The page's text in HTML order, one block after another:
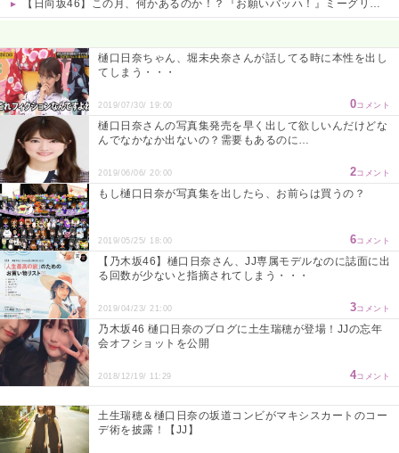
【日向坂46】この月、何かあるのか！？『お願いバッハ！』ミーグリ日程がこちら
樋口日奈ちゃん、堀未央奈さんが話してる時に本性を出し
てしまう・・・
2019/07/30/ 19:00 0コメント
樋口日奈さんの写真集発売を早く出して欲しいんだけどな
んでなかなか出ないの？需要もあるのに…
2019/06/06/ 20:00 2コメント
もし樋口日奈が写真集を出したら、お前らは買うの？
2019/05/25/ 18:00 6コメント
【乃木坂46】樋口日奈さん、JJ専属モデルなのに誌面に出
る回数が少ないと指摘されてしまう・・・
2019/04/23/ 21:00 3コメント
乃木坂46 樋口日奈のブログに土生瑞穂が登場！JJの忘年
会オフショットを公開
2018/12/19/ 11:29 4コメント
土生瑞穂＆樋口日奈の坂道コンビがマキシスカートのコー
デ術を披露！【JJ】